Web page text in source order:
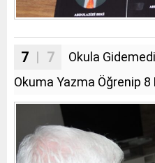
7 | 7
Okula
Okuma Yazma Öğrenip 8